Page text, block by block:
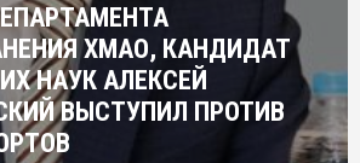
ХМАО, КАНДИДАТ
НАУК АЛЕКСЕЙ
ВЫСТУПИЛ ПРОТИВ